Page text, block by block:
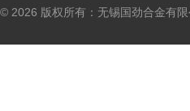
© 2026 版权所有：无锡国劲合金有